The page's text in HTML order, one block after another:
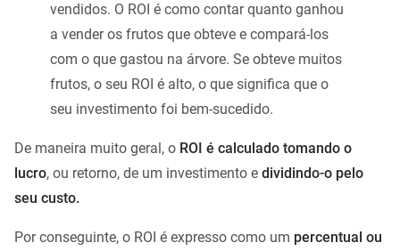
vendidos. O ROI é como contar quanto ganhou
a vender os frutos que obteve e compará-los
com o que gastou na árvore. Se obteve muitos
frutos, o seu ROI é alto, o que significa que o
seu investimento foi bem-sucedido.
De maneira muito geral, o ROI é calculado tomando o
lucro, ou retorno, de um investimento e dividindo-o pelo
seu custo.
Por conseguinte, o ROI é expresso como um percentual ou